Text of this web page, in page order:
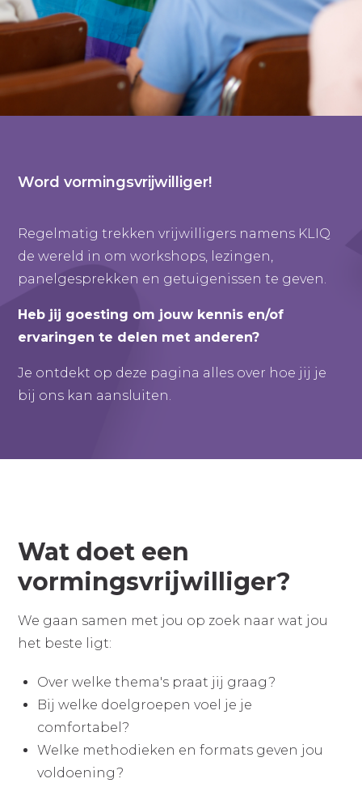
Word vormingsvrijwilliger!
Regelmatig trekken vrijwilligers namens KLIQ
de wereld in om workshops, lezingen,
panelgesprekken en getuigenissen te geven.
Heb jij goesting om jouw kennis en/of
ervaringen te delen met anderen?
Je ontdekt op deze pagina alles over hoe jij je
bij ons kan aansluiten.
Wat doet een
vormingsvrijwilliger?
We gaan samen met jou op zoek naar wat jou
het beste ligt:
Over welke thema's praat jij graag?
Bij welke doelgroepen voel je je
comfortabel?
Welke methodieken en formats geven jou
voldoening?